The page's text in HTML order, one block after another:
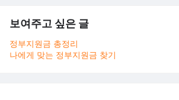
보여주고 싶은 글
정부지원금 총정리
나에게 맞는 정부지원금 찾기